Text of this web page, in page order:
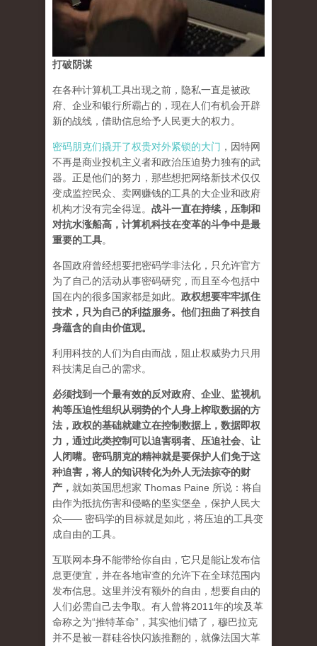
打破阴谋
在各种计算机工具出现之前，隐私一直是被政
府、企业和银行所霸占的，现在人们有机会开辟
新的战线，借助信息给予人民更大的权力。
密码朋克们撬开了权贵对外紧锁的大门 ，因特网
不再是商业投机主义者和政治压迫势力独有的武
器。正是他们的努力，那些想把网络新技术仅仅
变成监控民众、卖网赚钱的工具的大企业和政府
机构才没有完全得逞。 战斗一直在持续，压制和
对抗水涨船高，计算机科技在变革的斗争中是最
重要的工具。
各国政府曾经想要把密码学非法化，只允许官方
为了自己的活动从事密码研究，而且至今包括中
国在内的很多国家都是如此。 政权想要牢牢抓住
技术，只为自己的利益服务。他们扭曲了科技自
身蕴含的自由价值观。
利用科技的人们为自由而战，阻止权威势力只用
科技满足自己的需求。
必须找到一个最有效的反对政府、企业、监视机
构等压迫性组织从弱势的个人身上榨取数据的方
法，政权的基础就建立在控制数据上，数据即权
力，通过此类控制可以迫害弱者、压迫社会、让
人闭嘴。密码朋克的精神就是要保护人们免于这
种迫害，将人的知识转化为外人无法掠夺的财
产 ， 就如英国思想家 Thomas Paine 所说：将自
由作为抵抗伤害和侵略的坚实堡垒，保护人民大
众—— 密码学的目标就是如此，将压迫的工具变
成自由的工具。
互联网本身不能带给你自由，它只是能让发布信
息更便宜，并在各地审查的允许下在全球范围内
发布信息。这里并没有额外的自由，想要自由的
人们必需自己去争取。有人曾将2011年的埃及革
命称之为“推特革命”，其实他们错了，穆巴拉克
并不是被一群硅谷快闪族推翻的，就像法国大革